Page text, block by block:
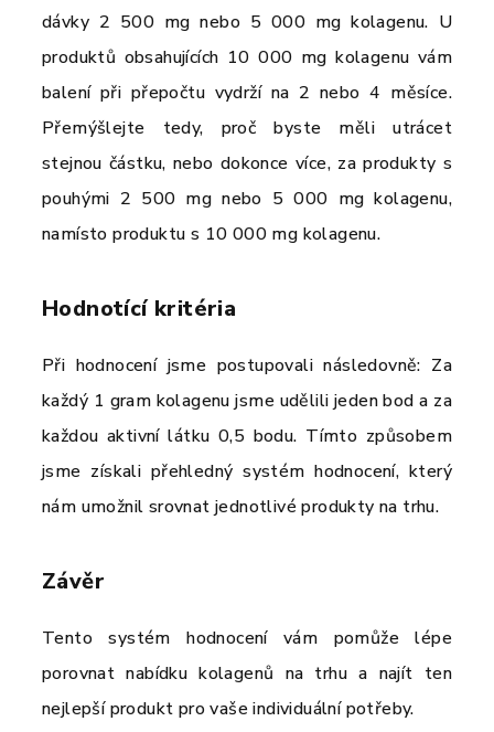
dávky 2 500 mg nebo 5 000 mg kolagenu. U
produktů obsahujících 10 000 mg kolagenu vám
balení při přepočtu vydrží na 2 nebo 4 měsíce.
Přemýšlejte tedy, proč byste měli utrácet
stejnou částku, nebo dokonce více, za produkty s
pouhými 2 500 mg nebo 5 000 mg kolagenu,
namísto produktu s 10 000 mg kolagenu.
Hodnotící kritéria
Při hodnocení jsme postupovali následovně: Za
každý 1 gram kolagenu jsme udělili jeden bod a za
každou aktivní látku 0,5 bodu. Tímto způsobem
jsme získali přehledný systém hodnocení, který
nám umožnil srovnat jednotlivé produkty na trhu.
Závěr
Tento systém hodnocení vám pomůže lépe
porovnat nabídku kolagenů na trhu a najít ten
nejlepší produkt pro vaše individuální potřeby.